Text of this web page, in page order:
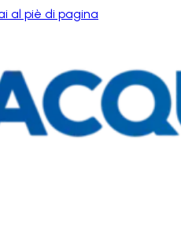
al piè di pagina